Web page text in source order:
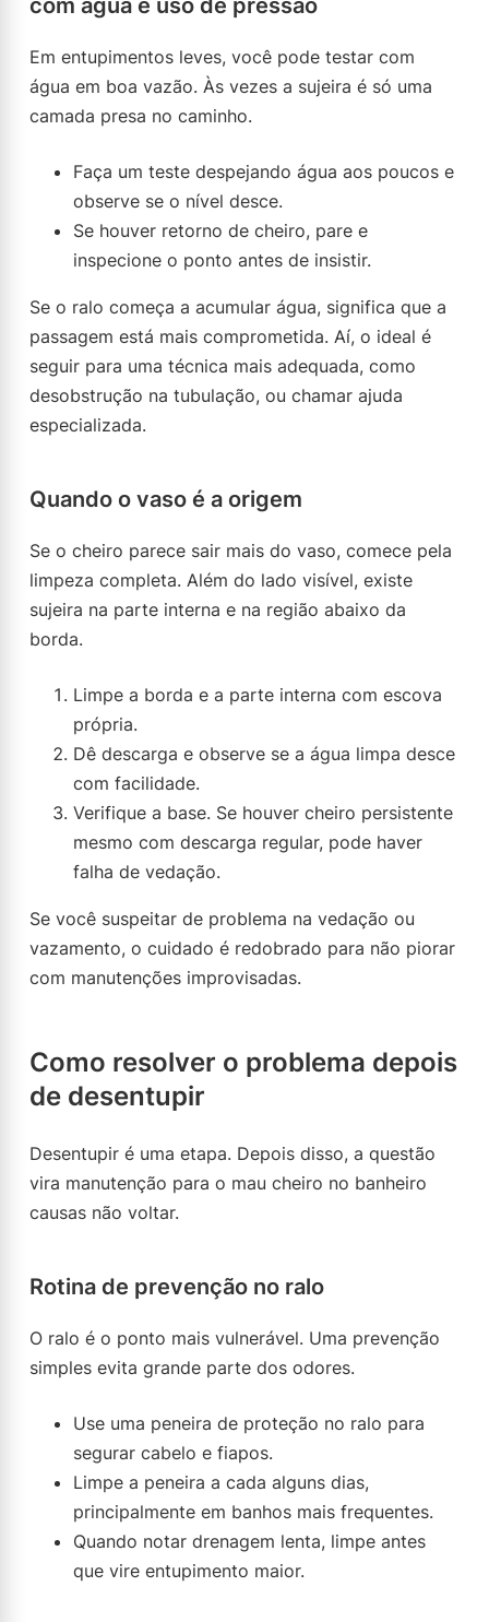
com água e uso de pressão
Em entupimentos leves, você pode testar com
água em boa vazão. Às vezes a sujeira é só uma
camada presa no caminho.
Faça um teste despejando água aos poucos e
observe se o nível desce.
Se houver retorno de cheiro, pare e
inspecione o ponto antes de insistir.
Se o ralo começa a acumular água, significa que a
passagem está mais comprometida. Aí, o ideal é
seguir para uma técnica mais adequada, como
desobstrução na tubulação, ou chamar ajuda
especializada.
Quando o vaso é a origem
Se o cheiro parece sair mais do vaso, comece pela
limpeza completa. Além do lado visível, existe
sujeira na parte interna e na região abaixo da
borda.
Limpe a borda e a parte interna com escova
própria.
Dê descarga e observe se a água limpa desce
com facilidade.
Verifique a base. Se houver cheiro persistente
mesmo com descarga regular, pode haver
falha de vedação.
Se você suspeitar de problema na vedação ou
vazamento, o cuidado é redobrado para não piorar
com manutenções improvisadas.
Como resolver o problema depois
de desentupir
Desentupir é uma etapa. Depois disso, a questão
vira manutenção para o mau cheiro no banheiro
causas não voltar.
Rotina de prevenção no ralo
O ralo é o ponto mais vulnerável. Uma prevenção
simples evita grande parte dos odores.
Use uma peneira de proteção no ralo para
segurar cabelo e fiapos.
Limpe a peneira a cada alguns dias,
principalmente em banhos mais frequentes.
Quando notar drenagem lenta, limpe antes
que vire entupimento maior.